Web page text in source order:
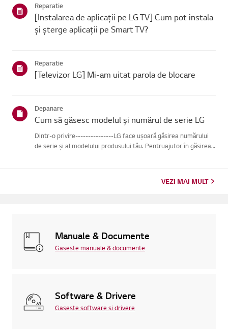
Reparatie
[Instalarea de aplicații pe LG TV] Cum pot instala
și șterge aplicații pe Smart TV?
Reparatie
[Televizor LG] Mi-am uitat parola de blocare
Depanare
Cum să găsesc modelul și numărul de serie LG
Dintr-o privire---------------LG face ușoară găsirea numărului
de serie și al modelului produsului tău. Pentruajutor în găsirea
VEZI MAI MULT
Manuale & Documente
Gaseste manuale & documente
Software & Drivere
Gaseste software si drivere